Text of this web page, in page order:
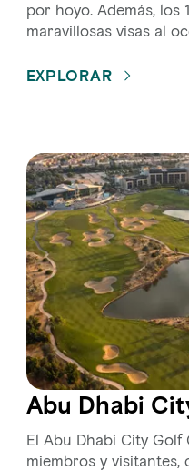
por hoyo. Además, los
maravillosas visas al
EXPLORAR
Abu Dhabi
El Abu Dhabi City Golf
miembros y